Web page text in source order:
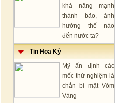
khả năng mạnh
thành bão, ảnh
hưởng thế nào
đến nước ta?
Tin Hoa Kỳ
Mỹ ấn định các
mốc thử nghiệm lá
chắn bí mật Vòm
Vàng